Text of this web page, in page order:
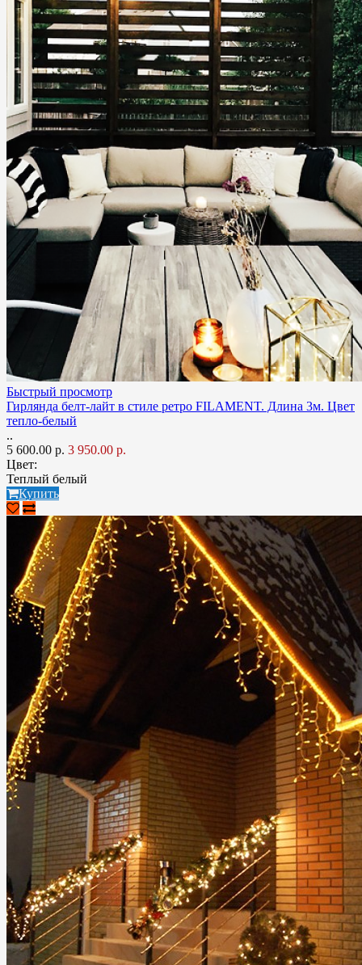
Быстрый просмотр
Гирлянда белт-лайт в стиле ретро FILAMENT. Длина 3м. Цвет
тепло-белый
..
5 600.00 р. 3 950.00 р.
Цвет:
Теплый белый
Купить